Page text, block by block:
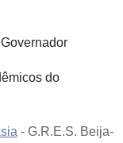
do
- G.R.E.S. Beija-